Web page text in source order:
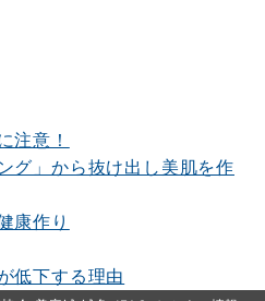
注意！
グ」から抜け出し美肌を作
康作り
低下する理由